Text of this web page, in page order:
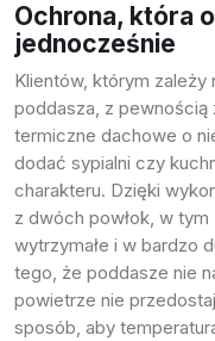
Ochrona, która
jednocześnie
Klientów, którym zależy
poddasza, z pewnością
termiczne dachowe o
dodać sypialni czy
charakteru. Dzięki
z dwóch powłok, w tym
wytrzymałe i w bardzo
tego, że poddasze nie
powietrze nie
sposób, aby